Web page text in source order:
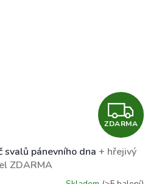
Z
D
A
ZDARMA
svalů pánevního dna + hřejivý
ZDARMA